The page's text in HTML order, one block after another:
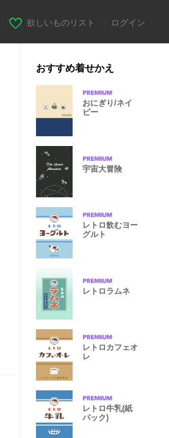
欲しいものリスト ログイン
おすすめ着せかえ
おにぎり/ネイ
ビー
宇宙大冒険
レトロ飲むヨー
グルト
レトロラムネ
レトロカフェオ
レ
レトロ牛乳(紙
パック)